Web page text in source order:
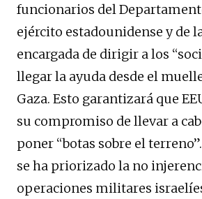
funcionarios del
ejército estadounidense y de
encargada de dirigir a los
llegar la ayuda desde el
Gaza. Esto garantizará que
su compromiso de llevar a
poner “botas sobre el
se ha priorizado la no
operaciones militares